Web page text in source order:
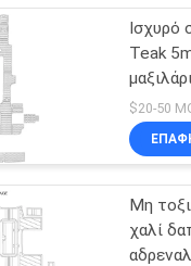
αφρού
Ισχυρό
Teak
βαρκών
$20-50
Μη
χαλί